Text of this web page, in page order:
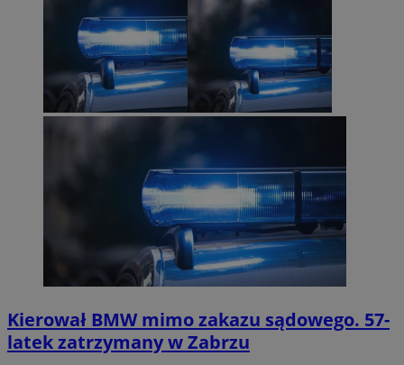
Kierował BMW mimo zakazu sądowego. 57-
latek zatrzymany w Zabrzu